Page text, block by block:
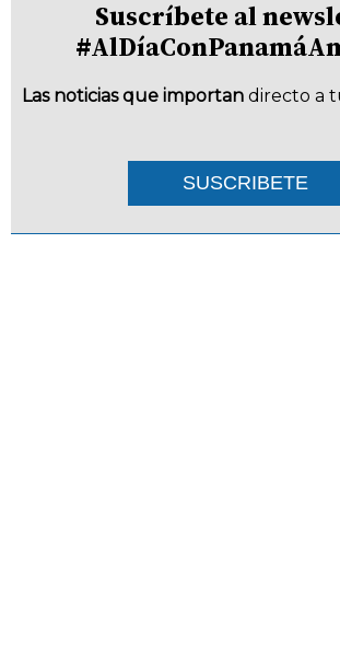
Suscríbete al
Las noticias que importan directo a
SUSCRIBETE